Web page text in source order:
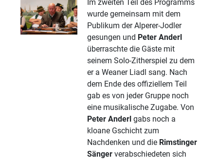
Im zweiten Teil des Programms
wurde gemeinsam mit dem
Publikum der Alperer-Jodler
gesungen und Peter Anderl
überraschte die Gäste mit
seinem Solo-Zitherspiel zu dem
er a Weaner Liadl sang. Nach
dem Ende des offiziellem Teil
gab es von jeder Gruppe noch
eine musikalische Zugabe. Von
Peter Anderl gabs noch a
kloane Gschicht zum
Nachdenken und die Rimstinger
Sänger verabschiedeten sich